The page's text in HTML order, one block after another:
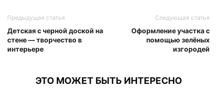
Предыдущая статья
Детская с черной доской на
стене — творчество в
интерьере
Следующая статья
Оформление участка с
помощью зелёных
изгородей
ЭТО МОЖЕТ БЫТЬ ИНТЕРЕСНО